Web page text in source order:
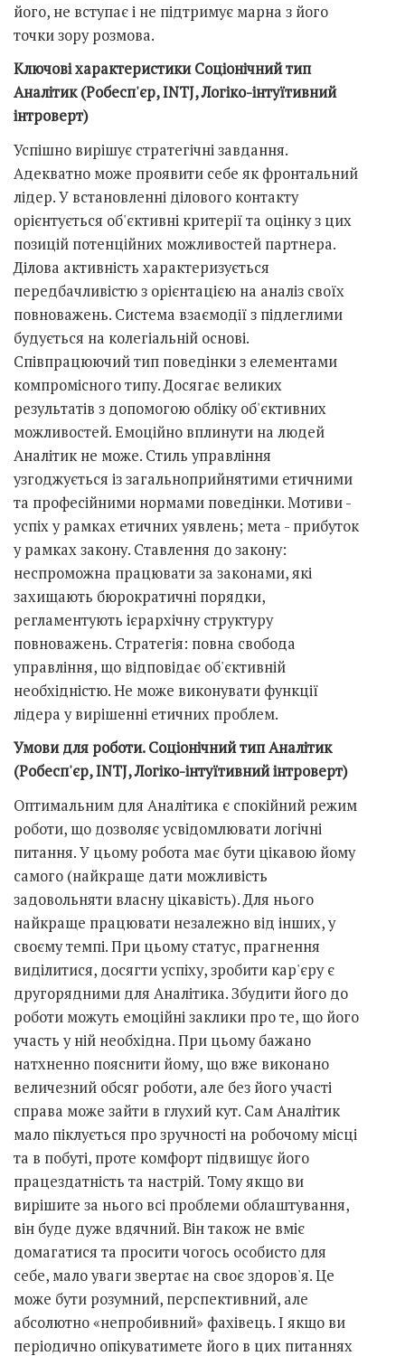
його, не вступає і не підтримує марна з його
точки зору розмова.
Ключові характеристики Соціонічний тип
Аналітик (Робесп'єр, INTJ, Логіко-інтуїтивний
інтроверт)
Успішно вирішує стратегічні завдання.
Адекватно може проявити себе як фронтальний
лідер. У встановленні ділового контакту
орієнтується об'єктивні критерії та оцінку з цих
позицій потенційних можливостей партнера.
Ділова активність характеризується
передбачливістю з орієнтацією на аналіз своїх
повноважень. Система взаємодії з підлеглими
будується на колегіальній основі.
Співпрацюючий тип поведінки з елементами
компромісного типу. Досягає великих
результатів з допомогою обліку об'єктивних
можливостей. Емоційно вплинути на людей
Аналітик не може. Стиль управління
узгоджується із загальноприйнятими етичними
та професійними нормами поведінки. Мотиви -
успіх у рамках етичних уявлень; мета - прибуток
у рамках закону. Ставлення до закону:
неспроможна працювати за законами, які
захищають бюрократичні порядки,
регламентують ієрархічну структуру
повноважень. Стратегія: повна свобода
управління, що відповідає об'єктивній
необхідністю. Не може виконувати функції
лідера у вирішенні етичних проблем.
Умови для роботи. Соціонічний тип Аналітик
(Робесп'єр, INTJ, Логіко-інтуїтивний інтроверт)
Оптимальним для Аналітика є спокійний режим
роботи, що дозволяє усвідомлювати логічні
питання. У цьому робота має бути цікавою йому
самого (найкраще дати можливість
задовольняти власну цікавість). Для нього
найкраще працювати незалежно від інших, у
своєму темпі. При цьому статус, прагнення
виділитися, досягти успіху, зробити кар'єру є
другорядними для Аналітика. Збудити його до
роботи можуть емоційні заклики про те, що його
участь у ній необхідна. При цьому бажано
натхненно пояснити йому, що вже виконано
величезний обсяг роботи, але без його участі
справа може зайти в глухий кут. Сам Аналітик
мало піклується про зручності на робочому місці
та в побуті, проте комфорт підвищує його
працездатність та настрій. Тому якщо ви
вирішите за нього всі проблеми облаштування,
він буде дуже вдячний. Він також не вміє
домагатися та просити чогось особисто для
себе, мало уваги звертає на своє здоров'я. Це
може бути розумний, перспективний, але
абсолютно «непробивний» фахівець. І якщо ви
періодично опікуватимете його в цих питаннях